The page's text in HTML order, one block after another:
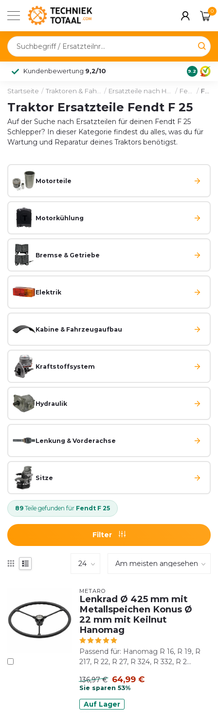
0
Kundenbewertung 9,2/10 9.2
Startseite / / / /
Traktor Ersatzteile Fendt F 25
Auf der Suche nach Ersatzteilen für deinen Fendt F 25
Schlepper? In dieser Kategorie findest du alles, was du für
Wartung und Reparatur deines Traktors benötigst.
Motorteile
Motorkühlung
Bremse & Getriebe
Elektrik
Kabine & Fahrzeugaufbau
Kraftstoffsystem
Hydraulik
Lenkung & Vorderachse
Sitze
89 Teile gefunden für Fendt F 25
Filter
METARO
Lenkrad Ø 425 mm mit
Metallspeichen Konus Ø
22 mm mit Keilnut
Hanomag
Passend für: Hanomag R 16, R 19, R
217, R 22, R 27, R 324, R 332, R 2...
136,97 € 64,99 €
Sie sparen 53%
Auf Lager